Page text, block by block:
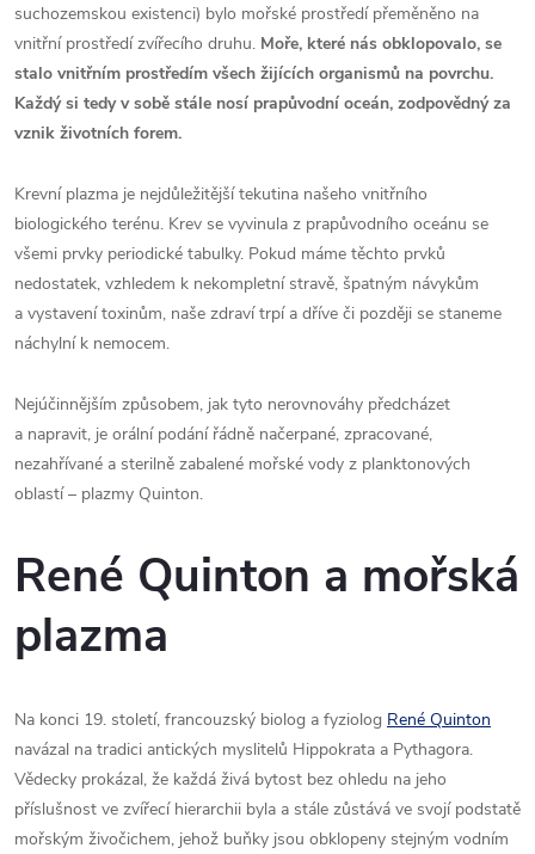
suchozemskou existenci) bylo mořské prostředí přeměněno na
vnitřní prostředí zvířecího druhu. Moře, které nás obklopovalo, se
stalo vnitřním prostředím všech žijících organismů na povrchu.
Každý si tedy v sobě stále nosí prapůvodní oceán, zodpovědný za
vznik životních forem.
Krevní plazma je nejdůležitější tekutina našeho vnitřního
biologického terénu. Krev se vyvinula z prapůvodního oceánu se
všemi prvky periodické tabulky. Pokud máme těchto prvků
nedostatek, vzhledem k nekompletní stravě, špatným návykům
a vystavení toxinům, naše zdraví trpí a dříve či později se staneme
náchylní k nemocem.
Nejúčinnějším způsobem, jak tyto nerovnováhy předcházet
a napravit, je orální podání řádně načerpané, zpracované,
nezahřívané a sterilně zabalené mořské vody z planktonových
oblastí – plazmy Quinton.
René Quinton a mořská
plazma
Na konci 19. století, francouzský biolog a fyziolog René Quinton
navázal na tradici antických myslitelů Hippokrata a Pythagora.
Vědecky prokázal, že každá živá bytost bez ohledu na jeho
příslušnost ve zvířecí hierarchii byla a stále zůstává ve svojí podstatě
mořským živočichem, jehož buňky jsou obklopeny stejným vodním